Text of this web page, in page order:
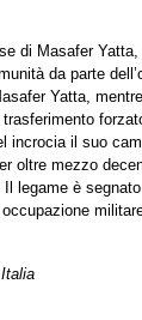
di Masafer
da parte
Yatta,
incrocia il suo
oltre mezzo
legame è